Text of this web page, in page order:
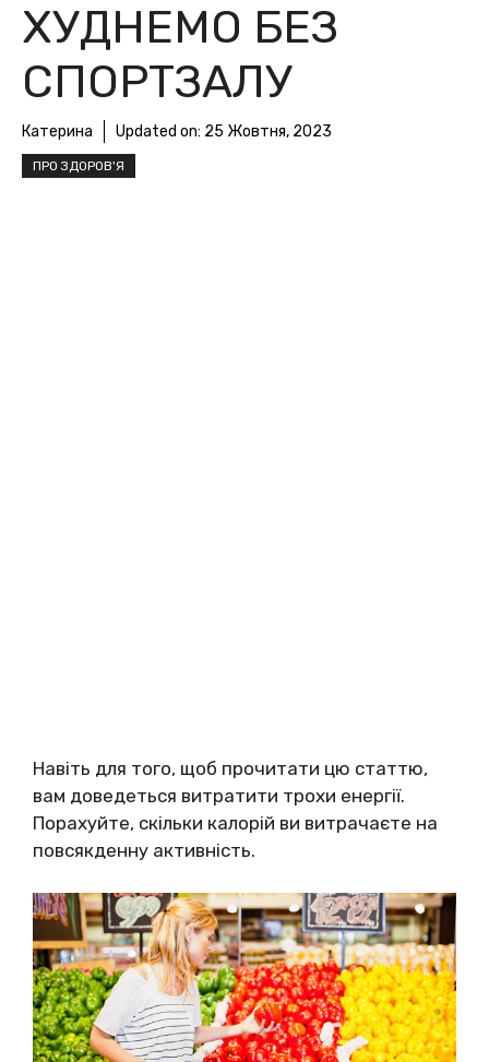
ХУДНЕМО БЕЗ
СПОРТЗАЛУ
Катерина Updated on: 25 Жовтня, 2023
ПРО ЗДОРОВ'Я
Навіть для того, щоб прочитати цю статтю,
вам доведеться витратити трохи енергії.
Порахуйте, скільки калорій ви витрачаєте на
повсякденну активність.